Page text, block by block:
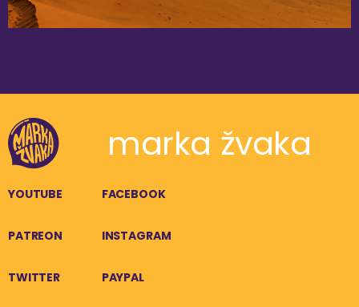
marka žvaka
YOUTUBE FACEBOOK
PATREON INSTAGRAM
TWITTER PAYPAL